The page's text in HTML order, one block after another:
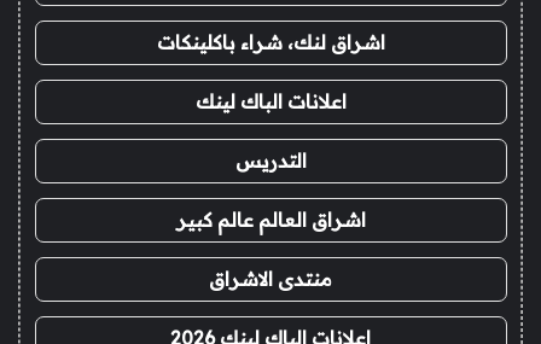
اشراق لنك، شراء باكلينكات
اعلانات الباك لينك
التدريس
اشراق العالم عالم كبير
منتدى الاشراق
اعلانات الباك لينك 2026